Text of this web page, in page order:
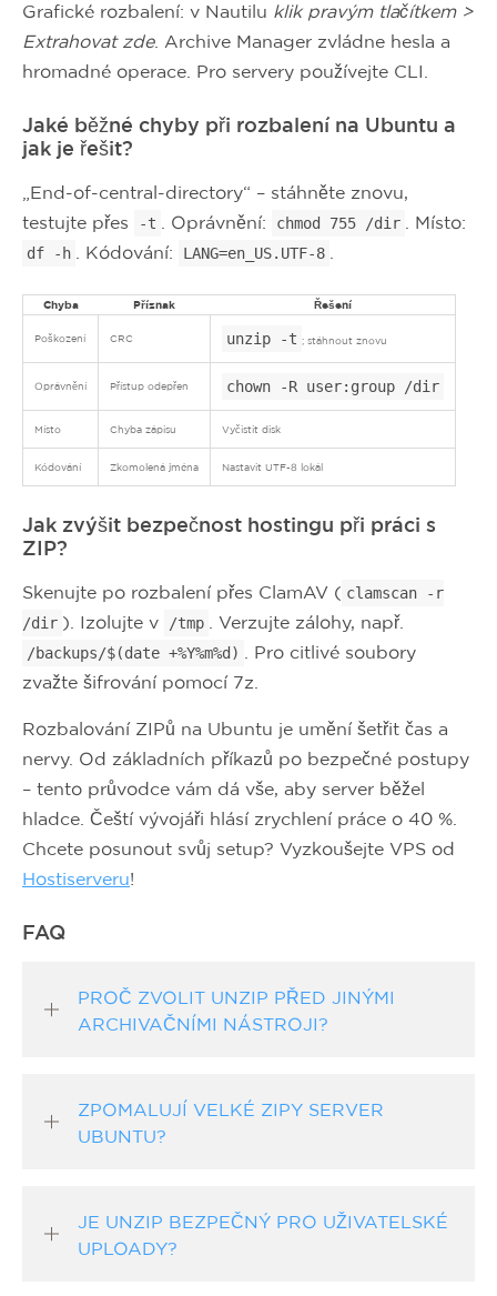
Grafické rozbalení: v Nautilu klik pravým tlačítkem >
Extrahovat zde. Archive Manager zvládne hesla a
hromadné operace. Pro servery používejte CLI.
Jaké běžné chyby při rozbalení na Ubuntu a
jak je řešit?
„End-of-central-directory“ – stáhněte znovu,
testujte přes
-t . Oprávnění: chmod 755 /dir . Místo:
df -h . Kódování: LANG=en_US.UTF-8
Chyba Příznak Řešení
Poškození CRC unzip -t ; stáhnout znovu
Oprávnění Přístup odepřen chown -R user:group /dir
Místo Chyba zápisu Vyčistit disk
Kódování Zkomolená jména Nastavit UTF-8 lokál
Jak zvýšit bezpečnost hostingu při práci s
ZIP?
Skenujte po rozbalení přes ClamAV ( clamscan -r
/dir ). Izolujte v /tmp . Verzujte zálohy, např.
/backups/$(date +%Y%m%d)
. Pro citlivé soubory
zvažte šifrování pomocí 7z.
Rozbalování ZIPů na Ubuntu je umění šetřit čas a
nervy. Od základních příkazů po bezpečné postupy
– tento průvodce vám dá vše, aby server běžel
hladce. Čeští vývojáři hlásí zrychlení práce o 40 %.
Chcete posunout svůj setup? Vyzkoušejte VPS od
Hostiserveru!
FAQ
PROČ ZVOLIT UNZIP PŘED JINÝMI
ARCHIVAČNÍMI NÁSTROJI?
ZPOMALUJÍ VELKÉ ZIPY SERVER
UBUNTU?
JE UNZIP BEZPEČNÝ PRO UŽIVATELSKÉ
UPLOADY?